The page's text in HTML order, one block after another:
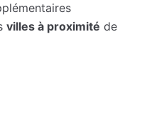
villes à proximité de